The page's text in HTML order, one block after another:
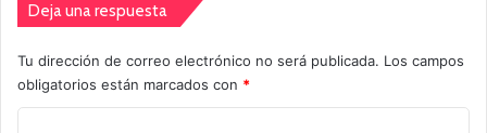
Deja una respuesta
Tu dirección de correo electrónico no será publicada. Los campos
obligatorios están marcados con *